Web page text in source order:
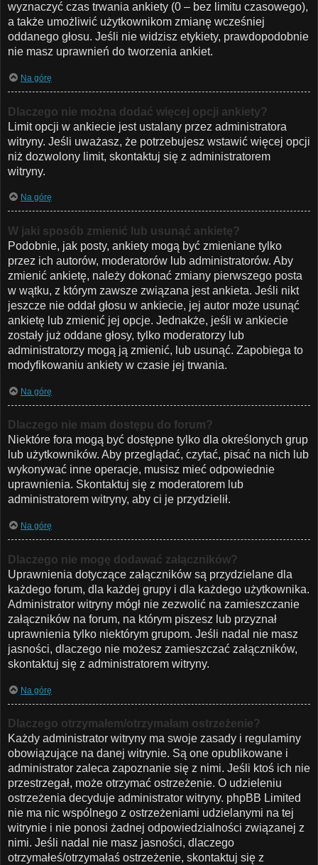
wyznaczyć czas trwania ankiety (0 – bez limitu czasowego),
a także umożliwić użytkownikom zmianę wcześniej
oddanego głosu. Jeśli nie widzisz etykiety, prawdopodobnie
nie masz uprawnień do tworzenia ankiet.
Na górę
Dlaczego nie można dodać więcej opcji ankiety?
Limit opcji w ankiecie jest ustalany przez administratora
witryny. Jeśli uważasz, że potrzebujesz wstawić więcej opcji
niż dozwolony limit, skontaktuj się z administratorem
witryny.
Na górę
W jaki sposób zmienić lub usunąć ankietę?
Podobnie, jak posty, ankiety mogą być zmieniane tylko
przez ich autorów, moderatorów lub administratorów. Aby
zmienić ankietę, należy dokonać zmiany pierwszego posta
w wątku, z którym zawsze związana jest ankieta. Jeśli nikt
jeszcze nie oddał głosu w ankiecie, jej autor może usunąć
ankietę lub zmienić jej opcje. Jednakże, jeśli w ankiecie
zostały już oddane głosy, tylko moderatorzy lub
administratorzy mogą ją zmienić, lub usunąć. Zapobiega to
modyfikowaniu ankiety w czasie jej trwania.
Na górę
Dlaczego nie mam dostępu do forum?
Niektóre fora mogą być dostępne tylko dla określonych grup
lub użytkowników. Aby przeglądać, czytać, pisać na nich lub
wykonywać inne operacje, musisz mieć odpowiednie
uprawnienia. Skontaktuj się z moderatorem lub
administratorem witryny, aby ci je przydzielił.
Na górę
Dlaczego nie mogę dodawać załączników?
Uprawnienia dotyczące załączników są przydzielane dla
każdego forum, dla każdej grupy i dla każdego użytkownika.
Administrator witryny mógł nie zezwolić na zamieszczanie
załączników na forum, na którym piszesz lub przyznał
uprawnienia tylko niektórym grupom. Jeśli nadal nie masz
jasności, dlaczego nie możesz zamieszczać załączników,
skontaktuj się z administratorem witryny.
Na górę
Dlaczego otrzymałem/otrzymałam ostrzeżenie?
Każdy administrator witryny ma swoje zasady i regulaminy
obowiązujące na danej witrynie. Są one opublikowane i
administrator zaleca zapoznanie się z nimi. Jeśli ktoś ich nie
przestrzegał, może otrzymać ostrzeżenie. O udzieleniu
ostrzeżenia decyduje administrator witryny. phpBB Limited
nie ma nic wspólnego z ostrzeżeniami udzielanymi na tej
witrynie i nie ponosi żadnej odpowiedzialności związanej z
nimi. Jeśli nadal nie masz jasności, dlaczego
otrzymałeś/otrzymałaś ostrzeżenie, skontaktuj się z